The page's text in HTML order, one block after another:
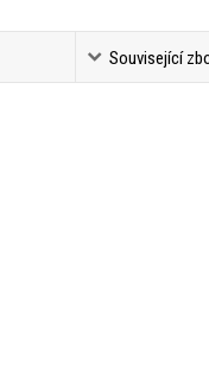
Související